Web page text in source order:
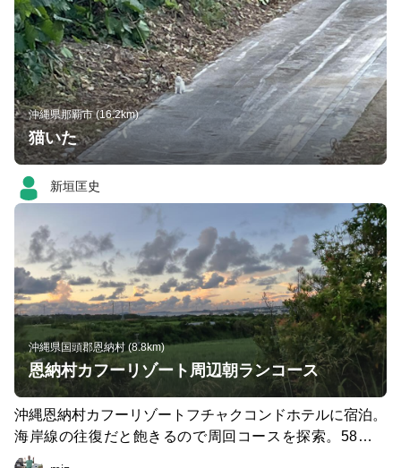
沖縄県那覇市 (16.2km)
猫いた
新垣匡史
沖縄県国頭郡恩納村 (8.8km)
恩納村カフーリゾート周辺朝ランコース
沖縄恩納村カフーリゾートフチャクコンドホテルに宿泊。
海岸線の往復だと飽きるので周回コースを探索。58号の
強烈な上り坂の先に見える東側うるま市方面からの日の